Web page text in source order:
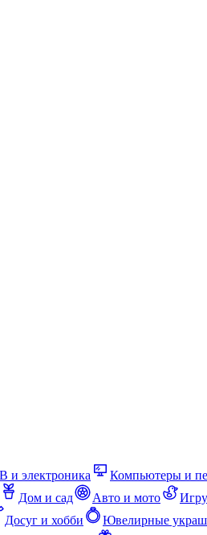
и электроника Компьютеры и
Дом и сад Авто и мото
Досуг и хобби Ювелирные